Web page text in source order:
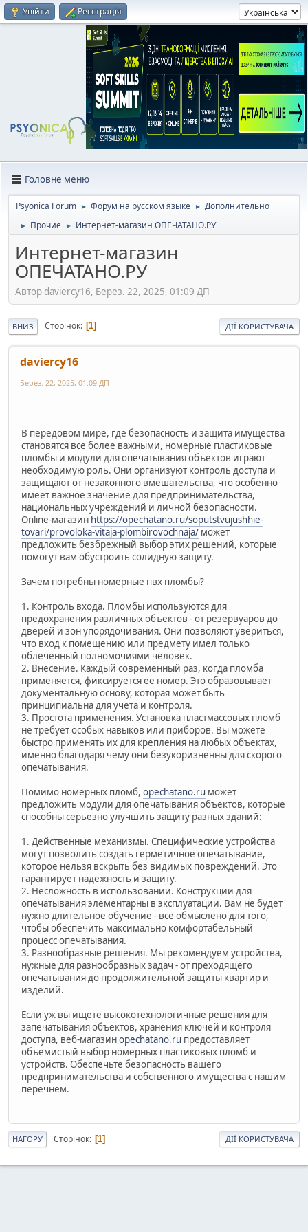
Увійти Реєстрація
Головне меню
Psyonica Forum ► Форум на русском языке ► Дополнительно
► Прочие ► Интернет-магазин ОПЕЧАТАНО.РУ
Интернет-магазин
ОПЕЧАТАНО.РУ
Автор daviercy16, Берез. 22, 2025, 01:09 ДП
ВНИЗ Сторінок 1 ДІЇ КОРИСТУВАЧА
daviercy16
Берез. 22, 2025, 01:09 ДП
В передовом мире, где безопасность и защита имущества
становятся все более важными, номерные пластиковые
пломбы и модули для опечатывания объектов играют
необходимую роль. Они организуют контроль доступа и
защищают от незаконного вмешательства, что особенно
имеет важное значение для предпринимательства,
национальных учреждений и личной безопасности.
Online-магазин https://opechatano.ru/soputstvujushhie-
tovari/provoloka-vitaja-plombirovochnaja/ может
предложить безбрежный выбор этих решений, которые
помогут вам обустроить солидную защиту.
Зачем потребны номерные пвх пломбы?
1. Контроль входа. Пломбы используются для
предохранения различных объектов - от резервуаров до
дверей и зон упорядочивания. Они позволяют увериться,
что вход к помещению или предмету имел только
облеченный полномочиями человек.
2. Внесение. Каждый современный раз, когда пломба
применяется, фиксируется ее номер. Это образовывает
документальную основу, которая может быть
принципиальна для учета и контроля.
3. Простота применения. Установка пластмассовых пломб
не требует особых навыков или приборов. Вы можете
быстро применять их для крепления на любых объектах,
именно благодаря чему они безукоризненны для скорого
опечатывания.
Помимо номерных пломб, opechatano.ru может
предложить модули для опечатывания объектов, которые
способны серьёзно улучшить защиту разных зданий:
1. Действенные механизмы. Специфические устройства
могут позволить создать герметичное опечатывание,
которое нельзя вскрыть без видимых повреждений. Это
гарантирует надежность и защиту.
2. Несложность в использовании. Конструкции для
опечатывания элементарны в эксплуатации. Вам не будет
нужно длительное обучение - всё обмыслено для того,
чтобы обеспечить максимально комфортабельный
процесс опечатывания.
3. Разнообразные решения. Мы рекомендуем устройства,
нужные для разнообразных задач - от преходящего
опечатывания до продолжительной защиты квартир и
изделий.
Если уж вы ищете высокотехнологичные решения для
запечатывания объектов, хранения ключей и контроля
доступа, веб-магазинopechatano.ru предоставляет
объемистый выбор номерных пластиковых пломб и
устройств. Обеспечьте безопасность вашего
предпринимательства и собственного имущества с нашим
перечнем.
НАГОРУ Сторінок 1 ДІЇ КОРИСТУВАЧА